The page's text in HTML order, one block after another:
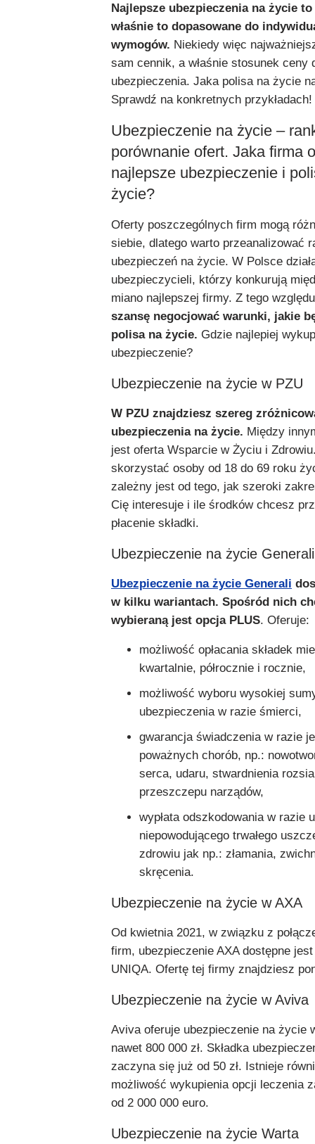
Najlepsze ubezpieczenia na życie
właśnie to dopasowane do
wymogów. Niekiedy więc
sam cennik, a właśnie stosunek ceny
ubezpieczenia. Jaka polisa na życie
Sprawdź na konkretnych przykładach!
Ubezpieczenie na życie –
porównanie ofert. Jaka firma
najlepsze ubezpieczenie i
życie?
Oferty poszczególnych firm mogą
siebie, dlatego warto przeanalizować
ubezpieczeń na życie. W Polsce
ubezpieczycieli, którzy konkurują
miano najlepszej firmy. Z tego
szansę negocjować warunki, jakie
polisa na życie. Gdzie najlepiej
ubezpieczenie?
Ubezpieczenie na życie w PZU
W PZU znajdziesz szereg
ubezpieczenia na życie. Między
jest oferta Wsparcie w Życiu i
skorzystać osoby od 18 do 69 roku
zależny jest od tego, jak szeroki
Cię interesuje i ile środków chcesz
płacenie składki.
Ubezpieczenie na życie Generali
Ubezpieczenie na życie Generali
w kilku wariantach. Spośród nich
wybieraną jest opcja PLUS. Oferuje:
możliwość opłacania składek
kwartalnie, półrocznie i rocznie,
możliwość wyboru wysokiej
ubezpieczenia w razie śmierci,
gwarancja świadczenia w razie
poważnych chorób, np.:
serca, udaru, stwardnienia
przeszczepu narządów,
wypłata odszkodowania w razie
niepowodującego trwałego
zdrowiu jak np.: złamania,
skręcenia.
Ubezpieczenie na życie w AXA
Od kwietnia 2021, w związku z
firm, ubezpieczenie AXA dostępne
UNIQA. Ofertę tej firmy znajdziesz
Ubezpieczenie na życie w Aviva
Aviva oferuje ubezpieczenie na życie
nawet 800 000 zł. Składka
zaczyna się już od 50 zł. Istnieje
możliwość wykupienia opcji leczenia
od 2 000 000 euro.
Ubezpieczenie na życie Warta